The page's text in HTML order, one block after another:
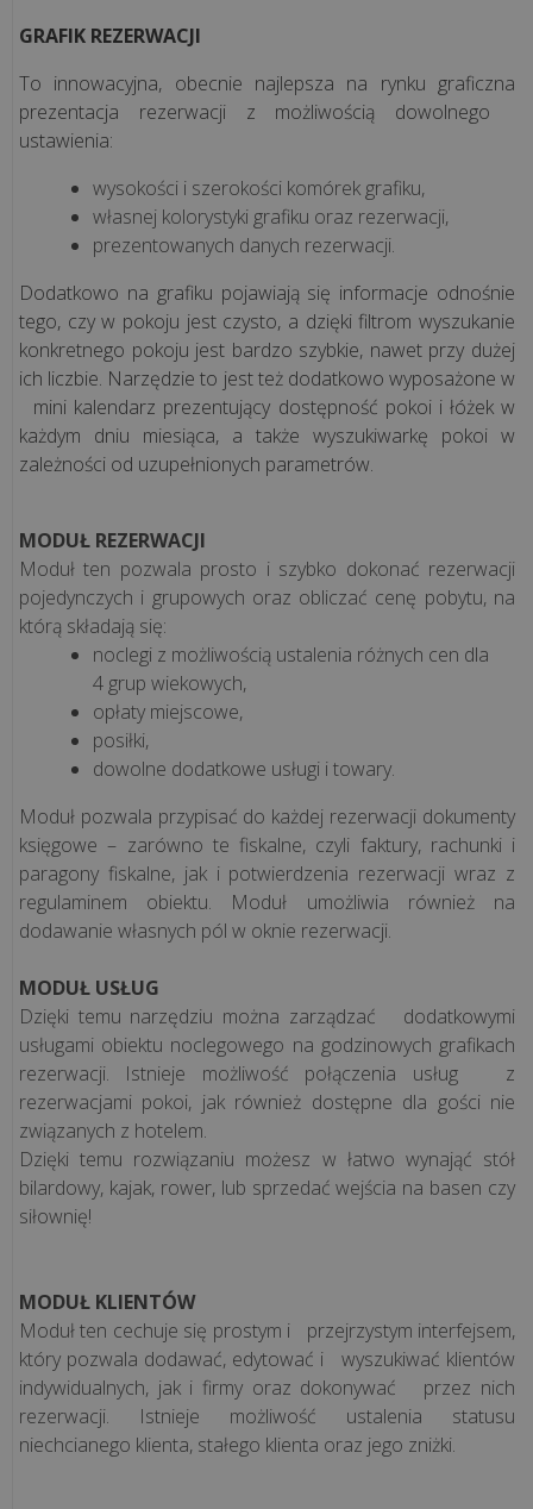
gastronomii
Rodzaje
gastronomii
Rozwiązania
hotelowe
Terminal
płatniczy
Vela
CMS
Kontrolny
M/platform
Czym
jest
działa
mechanizm
podzielonej
płatności
(spli...
Jednolity
Plik
żądanie:
Kompleksowy
przewodnik
Jak
skutecznie
GRAFIK REZERWACJI
To innowacyjna, obecnie najlepsza na rynku graficzna
prezentacja rezerwacji z możliwością dowolnego
ustawienia:
wysokości i szerokości komórek grafiku,
własnej kolorystyki grafiku oraz rezerwacji,
prezentowanych danych rezerwacji.
Dodatkowo na grafiku pojawiają się informacje odnośnie
tego, czy w pokoju jest czysto, a dzięki filtrom wyszukanie
konkretnego pokoju jest bardzo szybkie, nawet przy dużej
ich liczbie. Narzędzie to jest też dodatkowo wyposażone w
mini kalendarz prezentujący dostępność pokoi i łóżek w
każdym dniu miesiąca, a także wyszukiwarkę pokoi w
zależności od uzupełnionych parametrów.
MODUŁ REZERWACJI
Moduł ten pozwala prosto i szybko dokonać rezerwacji
pojedynczych i grupowych oraz obliczać cenę pobytu, na
którą składają się:
noclegi z możliwością ustalenia różnych cen dla
4 grup wiekowych,
opłaty miejscowe,
posiłki,
dowolne dodatkowe usługi i towary.
Moduł pozwala przypisać do każdej rezerwacji dokumenty
księgowe – zarówno te fiskalne, czyli faktury, rachunki i
paragony fiskalne, jak i potwierdzenia rezerwacji wraz z
regulaminem obiektu. Moduł umożliwia również na
dodawanie własnych pól w oknie rezerwacji.
MODUŁ USŁUG
Dzięki temu narzędziu można zarządzać dodatkowymi
usługami obiektu noclegowego na godzinowych grafikach
rezerwacji. Istnieje możliwość połączenia usług z
rezerwacjami pokoi, jak również dostępne dla gości nie
związanych z hotelem.
Dzięki temu rozwiązaniu możesz w łatwo wynająć stół
bilardowy, kajak, rower, lub sprzedać wejścia na basen czy
siłownię!
MODUŁ KLIENTÓW
Moduł ten cechuje się prostym i przejrzystym interfejsem,
który pozwala dodawać, edytować i wyszukiwać klientów
indywidualnych, jak i firmy oraz dokonywać przez nich
rezerwacji. Istnieje możliwość ustalenia statusu
niechcianego klienta, stałego klienta oraz jego zniżki.